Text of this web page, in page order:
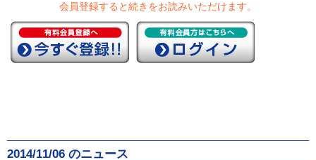
会員登録すると続きをお読みいただけます。
2014/11/06 のニュース